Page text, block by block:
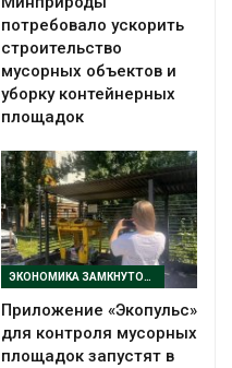
потребовало ускорить
строительство
мусорных объектов и
уборку контейнерных
площадок
ЭКОНОМИКА ЗАМКНУТОГО ЦИКЛА
Приложение «Экопульс»
для контроля мусорных
площадок запустят в